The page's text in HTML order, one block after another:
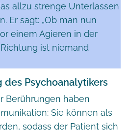
allzu strenge Unterlassen
Er sagt: „Ob man nun
einem Agieren in der
ist niemand
des Psychoanalytikers
Berührungen haben
Sie können als
sodass der Patient sich